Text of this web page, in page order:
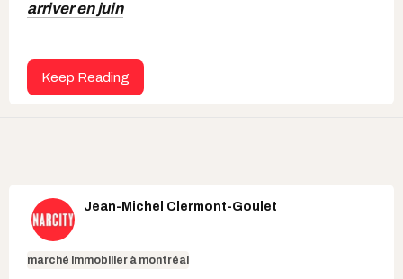
arriver en juin
Keep Reading
Jean-Michel Clermont-Goulet
marché immobilier à montréal